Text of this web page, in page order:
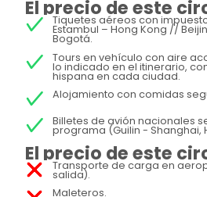
El precio de este
Tiquetes aéreos con
Estambul – Hong Kong //
Bogotá.
Tours en vehículo con aire
lo indicado en el itinerario,
hispana en cada ciudad.
Alojamiento con comidas
Billetes de avión nacionales
programa (Guilin - Shanghai,
El precio de este
Transporte de carga en
salida).
Maleteros.